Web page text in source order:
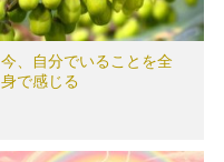
今、自分でいることを全
身で感じる